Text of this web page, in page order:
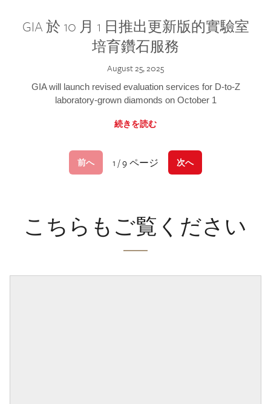
GIA 於 10 月 1 日推出更新版的實驗室
培育鑽石服務
August 25, 2025
GIA will launch revised evaluation services for D-to-Z
laboratory-grown diamonds on October 1
続きを読む
前へ 1 / 9 ページ 次へ
こちらもご覧ください